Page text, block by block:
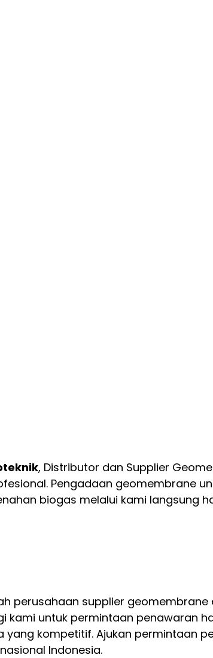
, Distributor dan Supplier
Pengadaan geomembrane
biogas melalui kami langsung
perusahaan supplier
kami untuk permintaan penawaran
kompetitif. Ajukan permintaan
Indonesia.